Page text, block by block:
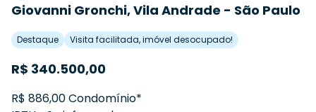
Giovanni Gronchi, Vila Andrade - São Paulo
Destaque Visita facilitada, imóvel desocupado!
R$ 340.500,00
R$ 886,00 Condomínio*